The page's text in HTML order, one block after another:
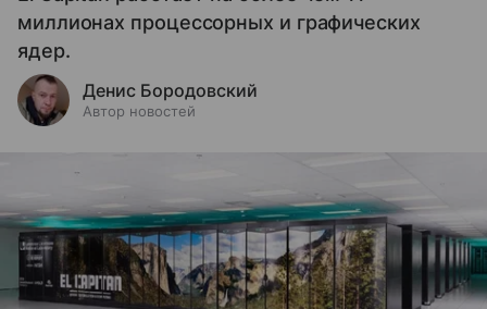
миллионах процессорных и графических
ядер.
Денис Бородовский
Автор новостей